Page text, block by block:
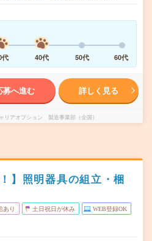
代 40代 50代 60代
募へ進む 詳しく見る
リアオプション 製造事業部（全国）
】照明器具の組立・梱
あり 土日祝日が休み WEB登録OK